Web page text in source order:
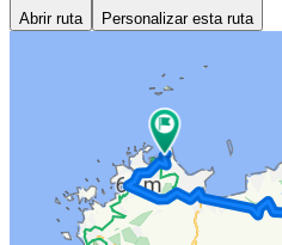
Abrir ruta Personalizar esta ruta